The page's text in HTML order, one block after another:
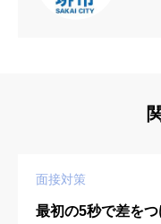
面接対策
最初の5秒で差を